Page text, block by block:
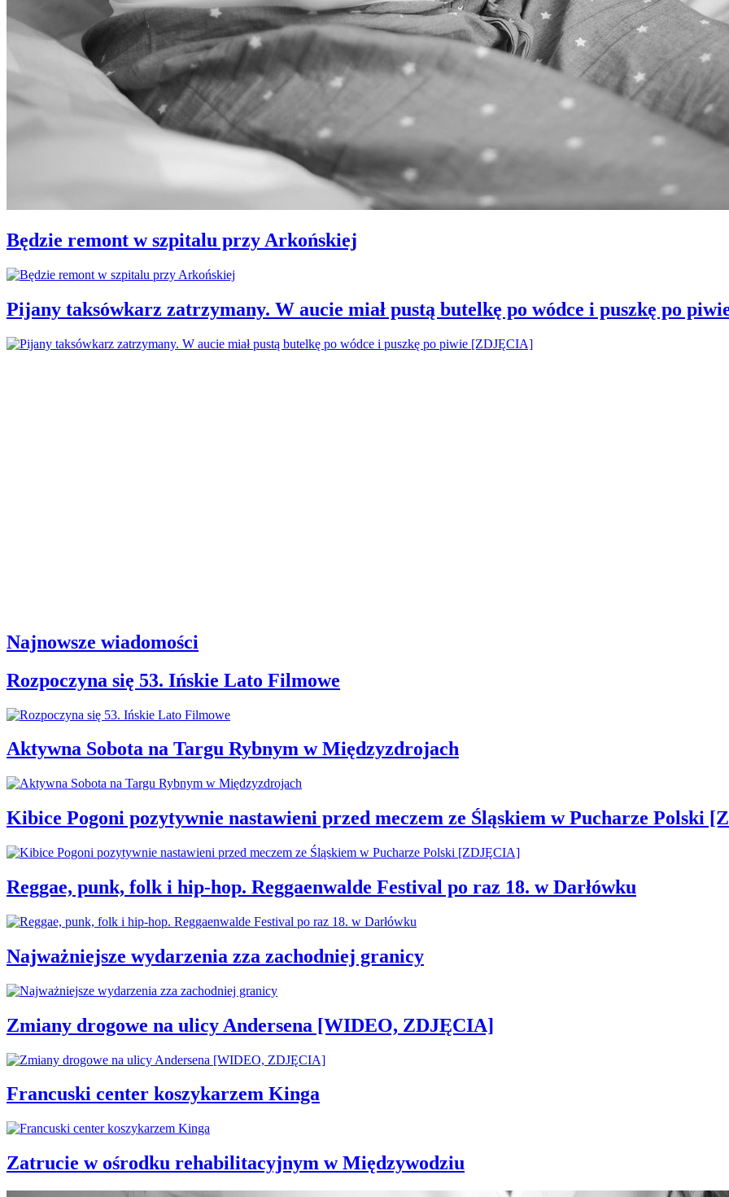
Będzie remont w szpitalu przy Arkońskiej
Pijany taksówkarz zatrzymany. W aucie miał pustą butelkę po wódce i puszkę po
Najnowsze wiadomości
Rozpoczyna się 53. Ińskie Lato Filmowe
Aktywna Sobota na Targu Rybnym w Międzyzdrojach
Kibice Pogoni pozytywnie nastawieni przed meczem ze Śląskiem w Pucharze Polski
Reggae, punk, folk i hip-hop. Reggaenwalde Festival po raz 18. w Darłówku
Najważniejsze wydarzenia zza zachodniej granicy
Zmiany drogowe na ulicy Andersena [WIDEO, ZDJĘCIA]
Francuski center koszykarzem Kinga
Zatrucie w ośrodku rehabilitacyjnym w Międzywodziu